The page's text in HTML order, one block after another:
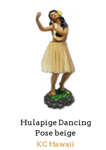
Hulapige Dancing
Pose beige
KC Hawaii